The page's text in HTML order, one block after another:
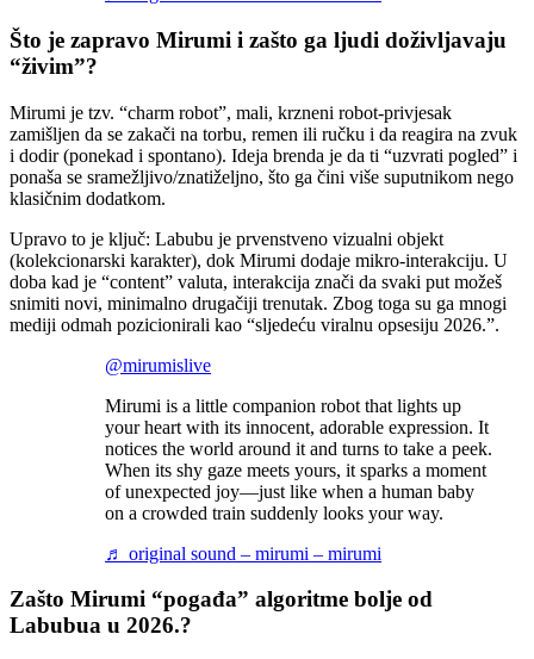
Što je zapravo Mirumi i zašto ga ljudi doživljavaju
“živim”?
Mirumi je tzv. “charm robot”, mali, krzneni robot-privjesak
zamišljen da se zakači na torbu, remen ili ručku i da reagira na zvuk
i dodir (ponekad i spontano). Ideja brenda je da ti “uzvrati pogled” i
ponaša se sramežljivo/znatiželjno, što ga čini više suputnikom nego
klasičnim dodatkom.
Upravo to je ključ: Labubu je prvenstveno vizualni objekt
(kolekcionarski karakter), dok Mirumi dodaje mikro-interakciju. U
doba kad je “content” valuta, interakcija znači da svaki put možeš
snimiti novi, minimalno drugačiji trenutak. Zbog toga su ga mnogi
mediji odmah pozicionirali kao “sljedeću viralnu opsesiju 2026.”.
@mirumislive
Mirumi is a little companion robot that lights up
your heart with its innocent, adorable expression. It
notices the world around it and turns to take a peek.
When its shy gaze meets yours, it sparks a moment
of unexpected joy—just like when a human baby
on a crowded train suddenly looks your way.
♬ original sound – mirumi – mirumi
Zašto Mirumi “pogađa” algoritme bolje od
Labubua u 2026.?